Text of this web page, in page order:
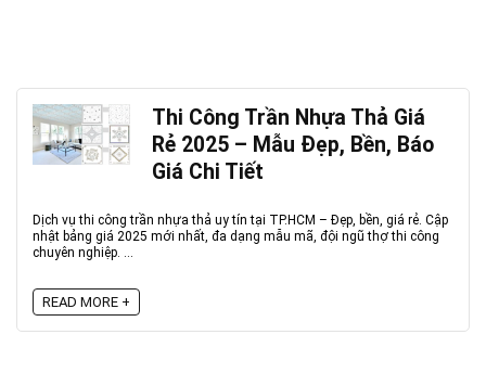
Thi Công Trần Nhựa Thả Giá
Rẻ 2025 – Mẫu Đẹp, Bền, Báo
Giá Chi Tiết
Dịch vụ thi công trần nhựa thả uy tín tại TP.HCM – Đẹp, bền, giá rẻ. Cập
nhật bảng giá 2025 mới nhất, đa dạng mẫu mã, đội ngũ thợ thi công
chuyên nghiệp. ...
READ MORE +